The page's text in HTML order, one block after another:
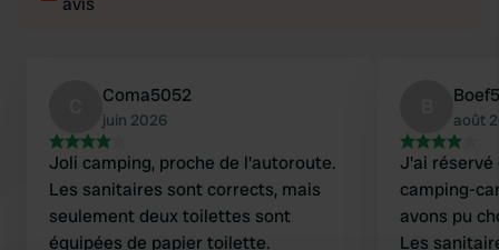
Coma5052
juin 2026
Joli camping, proche de l'autoroute.
Les sanitaires sont corrects, mais
seulement deux toilettes sont
équipées de papier toilette.
août
J'ai réservé
camping-
avons pu
Les